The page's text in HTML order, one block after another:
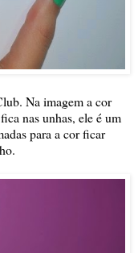
Na imagem a cor
nas unhas, ele é um
para a cor ficar